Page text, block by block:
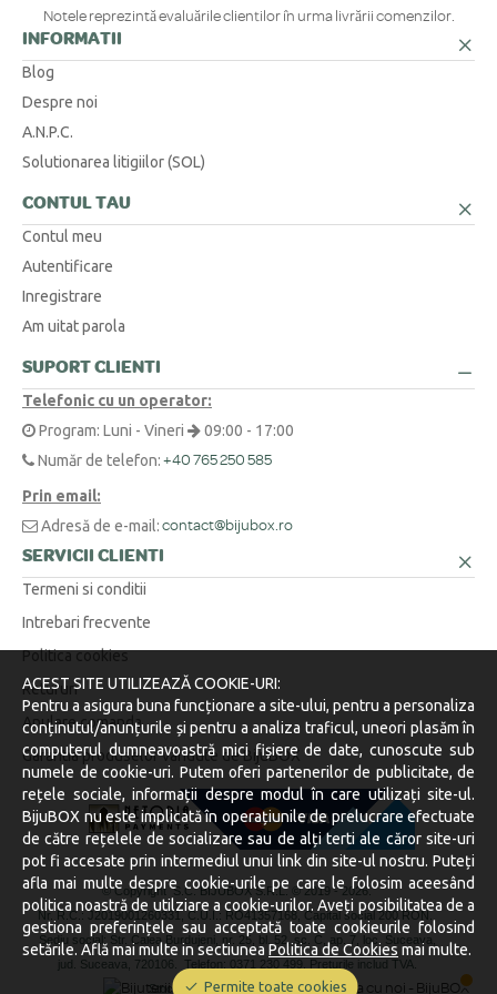
Notele reprezintă evaluările clienților în urma livrării comenzilor.
INFORMATII
Blog
Despre noi
A.N.P.C.
Solutionarea litigiilor (SOL)
CONTUL TAU
Contul meu
Autentificare
Inregistrare
Am uitat parola
SUPORT CLIENTI
Telefonic cu un operator:
Program: Luni - Vineri
09:00 - 17:00
Număr de telefon: +40 765 250 585
Prin email:
Adresă de e-mail: contact@bijubox.ro
SERVICII CLIENTI
Termeni si conditii
Intrebari frecvente
Politica cookies
Retururi
Anulare comanda
Garantia produselor vandute de BijuBOX
© Copyright S.C. BIJUBOX S.R.L. © 2019 -2026.
Nr. R.C.: J2019001260331, C.U.I.: RO41357168, Capital social 200 RON.
Sediu social: Str. Calea Burdujeni, nr. 25, bl. 52, sc. C, ap. 7, loc. Suceava,
jud. Suceava, 720106.
Telefon: 0371 230 499. Preturile includ TVA.
Stocurile sunt afișate în timp real.
Permite toate cookies
ACEST SITE UTILIZEAZĂ COOKIE-URI:
Pentru a asigura buna funcționare a site-ului, pentru a personaliza
conținutul/anunțurile și pentru a analiza traficul, uneori plasăm în
computerul dumneavoastră mici fișiere de date, cunoscute sub
numele de cookie-uri. Putem oferi partenerilor de publicitate, de
rețele sociale, informații despre modul în care utilizați site-ul.
BijuBOX nu este implicată în operațiunile de prelucrare efectuate
de către rețelele de socializare sau de alți terti ale căror site-uri
pot fi accesate prin intermediul unui link din site-ul nostru. Puteți
afla mai multe despre cookie-urile pe care le folosim aceesând
politica noastră de utilziare a cookie-urilor. Aveți posibilitatea de a
gestiona preferințele sau acceptată toate cookieurile folosind
setările. Află mai multe in sectiunea Politica de Cookiesmai multe.